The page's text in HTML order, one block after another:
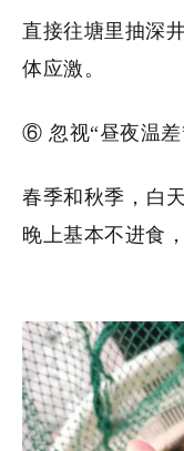
直接往塘里抽深
体应激。
⑥ 忽视“昼夜温差
春季和秋季，白
晚上基本不进食